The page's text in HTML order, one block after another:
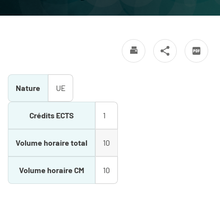
Nature UE
Crédits ECTS 1
Volume horaire total 10
Volume horaire CM 10